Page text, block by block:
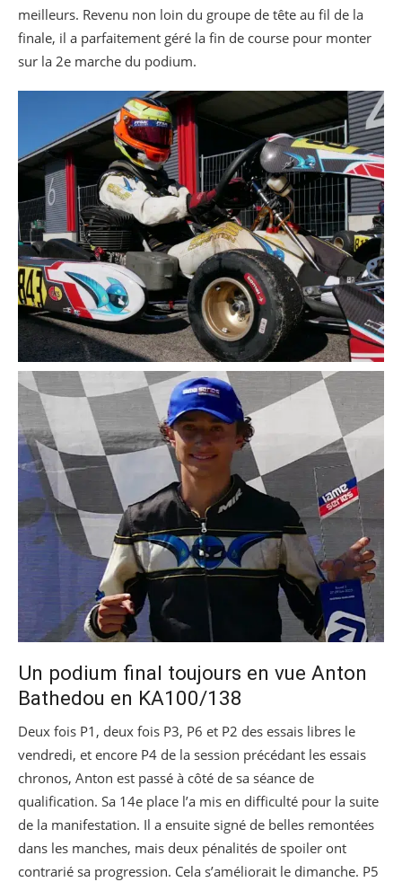
meilleurs. Revenu non loin du groupe de tête au fil de la
finale, il a parfaitement géré la fin de course pour monter
sur la 2e marche du podium.
Un podium final toujours en vue Anton
Bathedou en KA100/138
Deux fois P1, deux fois P3, P6 et P2 des essais libres le
vendredi, et encore P4 de la session précédant les essais
chronos, Anton est passé à côté de sa séance de
qualification. Sa 14e place l’a mis en difficulté pour la suite
de la manifestation. Il a ensuite signé de belles remontées
dans les manches, mais deux pénalités de spoiler ont
contrarié sa progression. Cela s’améliorait le dimanche. P5